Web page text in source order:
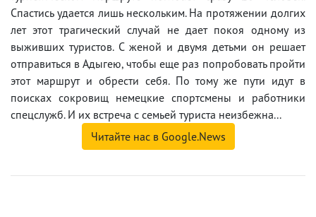
Спастись удается лишь нескольким. На протяжении долгих
лет этот трагический случай не дает покоя одному из
выживших туристов. С женой и двумя детьми он решает
отправиться в Адыгею, чтобы еще раз попробовать пройти
этот маршрут и обрести себя. По тому же пути идут в
поисках сокровищ немецкие спортсмены и работники
спецслужб. И их встреча с семьей туриста неизбежна...
Читайте нас в Google.News